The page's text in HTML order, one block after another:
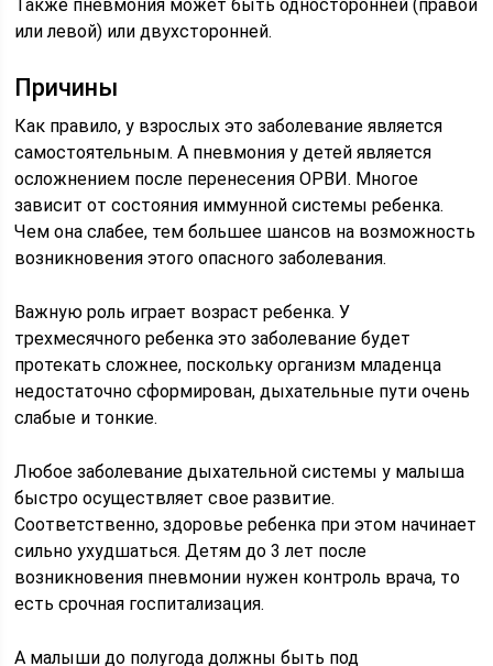
Также пневмония может быть односторонней (правой
или левой) или двухсторонней.
Причины
Как правило, у взрослых это заболевание является
самостоятельным. А пневмония у детей является
осложнением после перенесения ОРВИ. Многое
зависит от состояния иммунной системы ребенка.
Чем она слабее, тем большее шансов на возможность
возникновения этого опасного заболевания.
Важную роль играет возраст ребенка. У
трехмесячного ребенка это заболевание будет
протекать сложнее, поскольку организм младенца
недостаточно сформирован, дыхательные пути очень
слабые и тонкие.
Любое заболевание дыхательной системы у малыша
быстро осуществляет свое развитие.
Соответственно, здоровье ребенка при этом начинает
сильно ухудшаться. Детям до 3 лет после
возникновения пневмонии нужен контроль врача, то
есть срочная госпитализация.
А малыши до полугода должны быть под